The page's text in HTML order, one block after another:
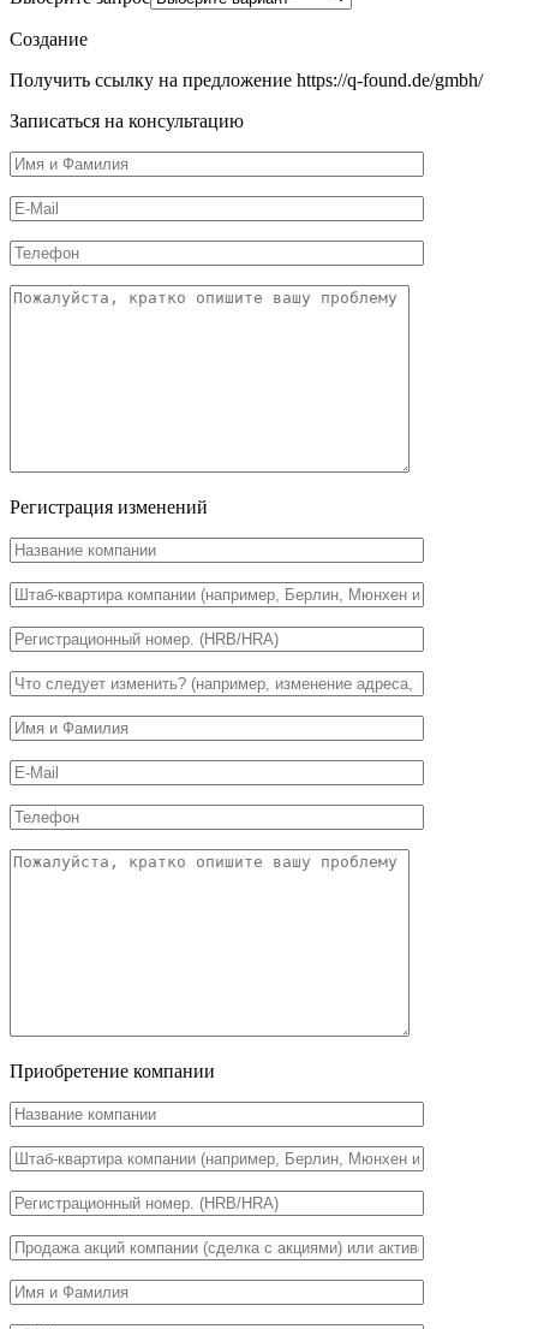
Создание
Получить ссылку на предложение https://q-found.de/gmbh/
Записаться на консультацию
Регистрация изменений
Приобретение компании